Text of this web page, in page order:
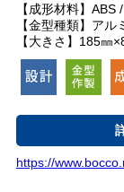
【成形材料】ABS
【金型種類】ア
【大きさ】185㎜
https://